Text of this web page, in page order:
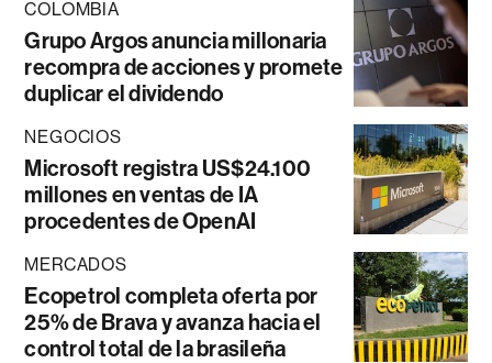
COLOMBIA
Grupo Argos anuncia millonaria
recompra de acciones y promete
duplicar el dividendo
NEGOCIOS
Microsoft registra US$24.100
millones en ventas de IA
procedentes de OpenAI
MERCADOS
Ecopetrol completa oferta por
25% de Brava y avanza hacia el
control total de la brasileña